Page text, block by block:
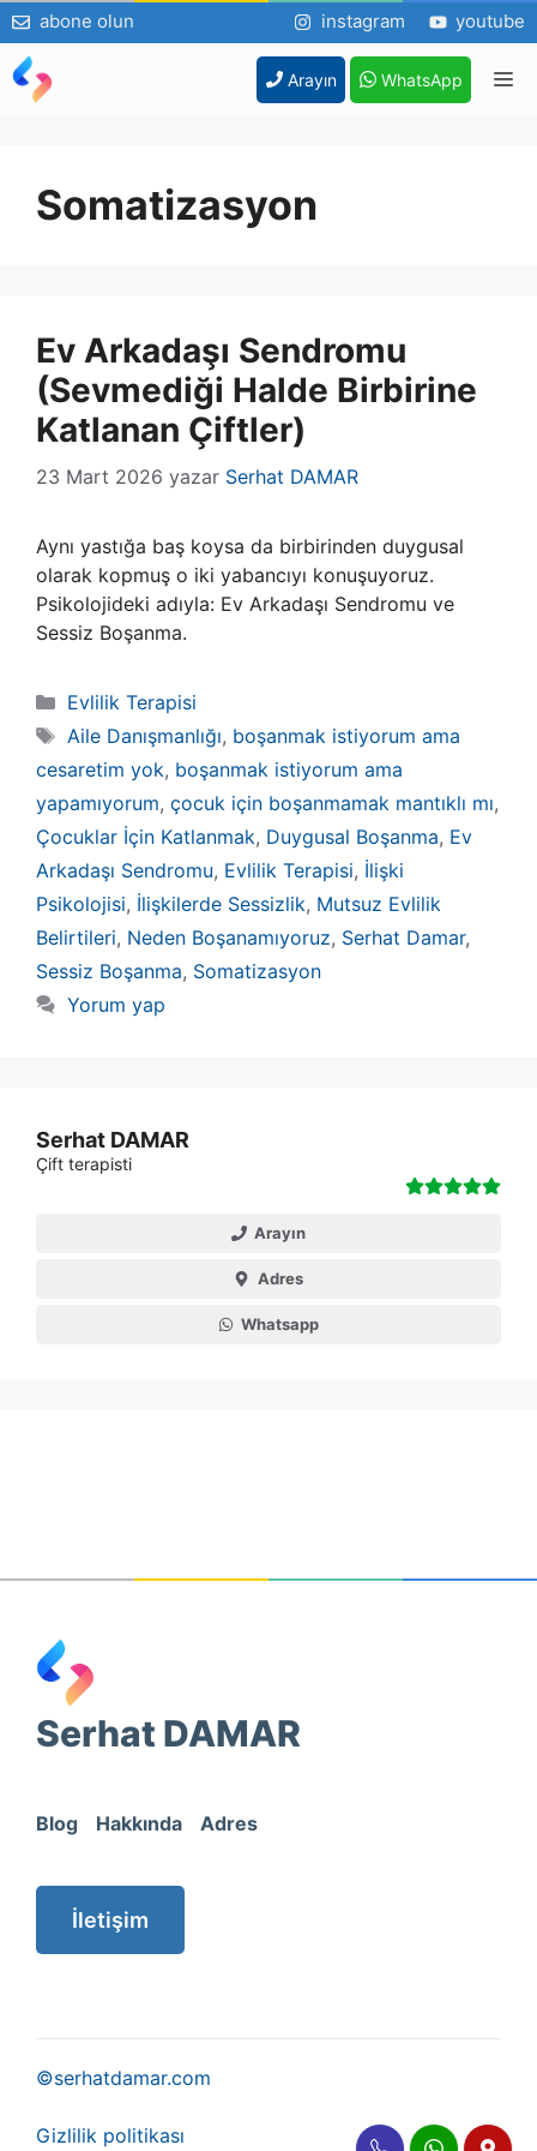
abone olun instagram youtube
İçeriğe
atla
Arayın WhatsApp
Somatizasyon
Ev Arkadaşı Sendromu
(Sevmediği Halde Birbirine
Katlanan Çiftler)
23 Mart 2026 yazar Serhat DAMAR
Aynı yastığa baş koysa da birbirinden duygusal
olarak kopmuş o iki yabancıyı konuşuyoruz.
Psikolojideki adıyla: Ev Arkadaşı Sendromu ve
Sessiz Boşanma.
Kategoriler
Evlilik Terapisi
Etiketler
Aile Danışmanlığı, boşanmak istiyorum ama
cesaretim yok, boşanmak istiyorum ama
yapamıyorum, çocuk için boşanmamak mantıklı mı,
Çocuklar İçin Katlanmak, Duygusal Boşanma, Ev
Arkadaşı Sendromu, Evlilik Terapisi, İlişki
Psikolojisi, İlişkilerde Sessizlik, Mutsuz Evlilik
Belirtileri, Neden Boşanamıyoruz, Serhat Damar,
Sessiz Boşanma, Somatizasyon
Yorum yap
Serhat DAMAR
Çift terapisti
Arayın
Adres
Whatsapp
Serhat DAMAR
Blog Hakkında Adres
İletişim
©serhatdamar.com
Gizlilik politikası